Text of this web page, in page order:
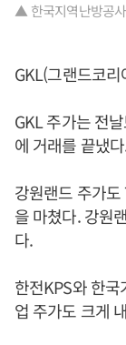
▲ 한국지역난방공
GKL(그랜드코
GKL 주가는 전
에 거래를 끝냈
강원랜드 주가
을 마쳤다. 강원
다.
한전KPS와 한
업 주가도 크게